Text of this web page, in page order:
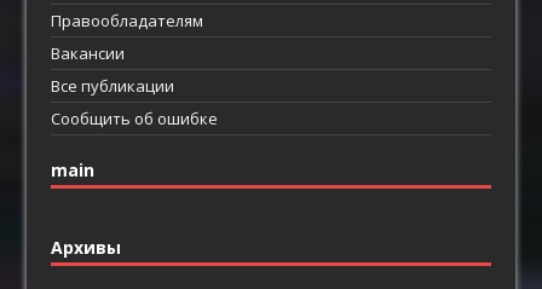
Правообладателям
Вакансии
Все публикации
Сообщить об ошибке
main
Архивы